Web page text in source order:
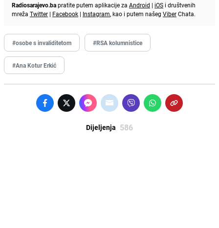
Radiosarajevo.bapratite putem aplikacije za Android | iOS i društvenih
mreža Twitter | Facebook | Instagram, kao i putem našeg ViberChata.
#osobe s invaliditetom #RSA kolumnistice
#Ana Kotur Erkić
Dijeljenja 586